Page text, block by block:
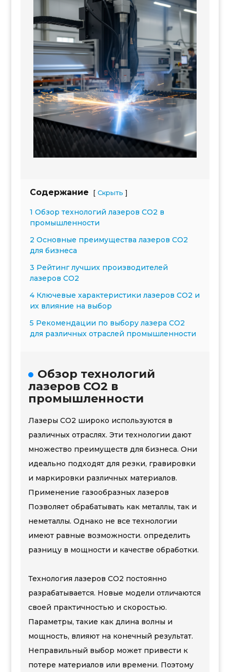
Содержание [ Скрыть ]
1 Обзор технологий лазеров CO2 в
промышленности
2 Основные преимущества лазеров CO2
для бизнеса
3 Рейтинг лучших производителей
лазеров CO2
4 Ключевые характеристики лазеров CO2 и
их влияние на выбор
5 Рекомендации по выбору лазера CO2
для различных отраслей промышленности
Обзор технологий
лазеров CO2 в
промышленности
Лазеры CO2 широко используются в
различных отраслях. Эти технологии дают
множество преимуществ для бизнеса. Они
идеально подходят для резки, гравировки
и маркировки различных материалов.
Применение газообразных лазеров
Позволяет обрабатывать как металлы, так и
неметаллы. Однако не все технологии
имеют равные возможности. определить
разницу в мощности и качестве обработки.
Технология лазеров CO2 постоянно
разрабатывается. Новые модели отличаются
своей практичностью и скоростью.
Параметры, такие как длина волны и
мощность, влияют на конечный результат.
Неправильный выбор может привести к
потере материалов или времени. Поэтому